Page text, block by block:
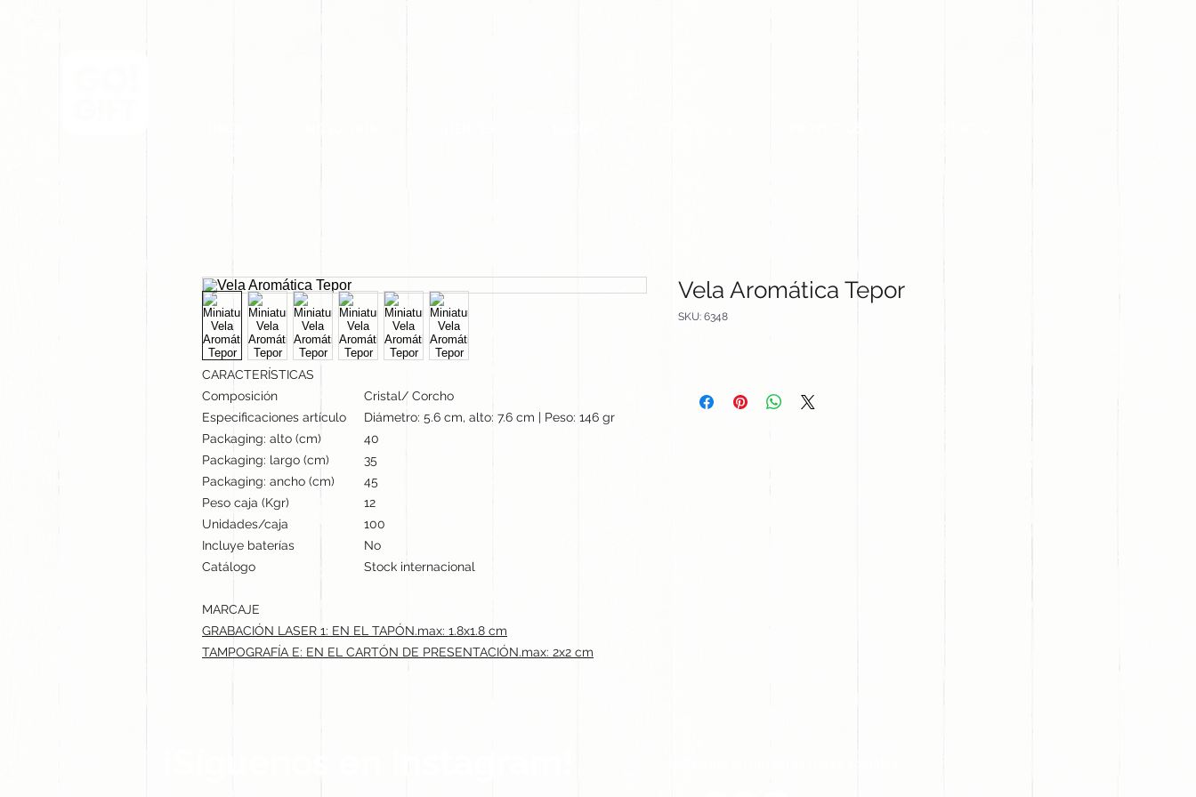
CARACTERÍSTICAS
Composición
Cristal/ Corcho
Especificaciones artículo
Diámetro: 5.6 cm, alto: 7.6 cm | Peso: 146 gr
Packaging: alto (cm)
40
Packaging: largo (cm)
35
Packaging: ancho (cm)
45
Peso caja (Kgr)
12
Unidades/caja
100
Incluye baterías
No
Catálogo
Stock internacional
MARCAJE
GRABACIÓN LASER 1: EN EL TAPÓN.max: 1.8x1.8 cm
TAMPOGRAFÍA E: EN EL CARTÓN DE PRESENTACIÓN.max: 2x2 cm
Vela Aromática Tepor
SKU: 6348